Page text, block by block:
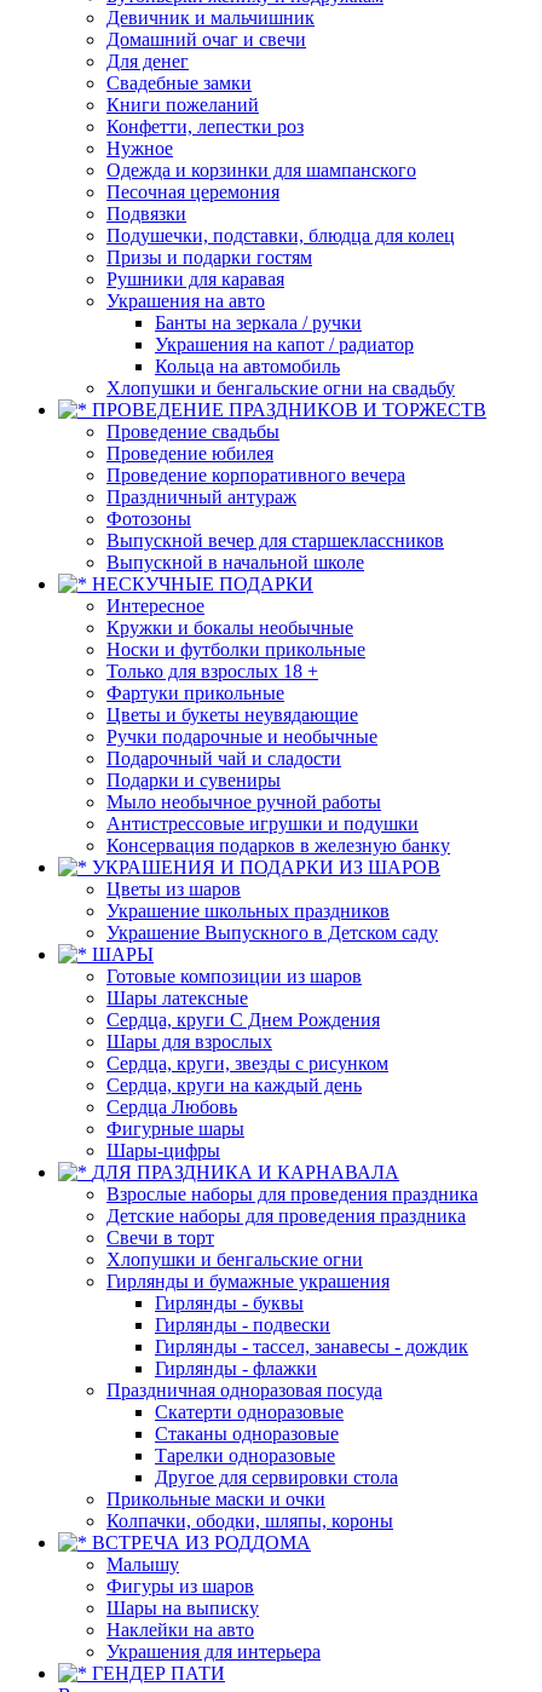
Девичник и мальчишник
Домашний очаг и свечи
Для денег
Свадебные замки
Книги пожеланий
Конфетти, лепестки роз
Нужное
Одежда и корзинки для шампанского
Песочная церемония
Подвязки
Подушечки, подставки, блюдца для колец
Призы и подарки гостям
Рушники для каравая
Украшения на авто
Банты на зеркала / ручки
Украшения на капот / радиатор
Кольца на автомобиль
Хлопушки и бенгальские огни на свадьбу
ПРОВЕДЕНИЕ ПРАЗДНИКОВ И ТОРЖЕСТВ
Проведение свадьбы
Проведение юбилея
Проведение корпоративного вечера
Праздничный антураж
Фотозоны
Выпускной вечер для старшеклассников
Выпускной в начальной школе
НЕСКУЧНЫЕ ПОДАРКИ
Интересное
Кружки и бокалы необычные
Носки и футболки прикольные
Только для взрослых 18 +
Фартуки прикольные
Цветы и букеты неувядающие
Ручки подарочные и необычные
Подарочный чай и сладости
Подарки и сувениры
Мыло необычное ручной работы
Антистрессовые игрушки и подушки
Консервация подарков в железную банку
УКРАШЕНИЯ И ПОДАРКИ ИЗ ШАРОВ
Цветы из шаров
Украшение школьных праздников
Украшение Выпускного в Детском саду
ШАРЫ
Готовые композиции из шаров
Шары латексные
Сердца, круги С Днем Рождения
Шары для взрослых
Сердца, круги, звезды с рисунком
Сердца, круги на каждый день
Сердца Любовь
Фигурные шары
Шары-цифры
ДЛЯ ПРАЗДНИКА И КАРНАВАЛА
Взрослые наборы для проведения праздника
Детские наборы для проведения праздника
Свечи в торт
Хлопушки и бенгальские огни
Гирлянды и бумажные украшения
Гирлянды - буквы
Гирлянды - подвески
Гирлянды - тассел, занавесы - дождик
Гирлянды - флажки
Праздничная одноразовая посуда
Скатерти одноразовые
Стаканы одноразовые
Тарелки одноразовые
Другое для сервировки стола
Прикольные маски и очки
Колпачки, ободки, шляпы, короны
ВСТРЕЧА ИЗ РОДДОМА
Малышу
Фигуры из шаров
Шары на выписку
Наклейки на авто
Украшения для интерьера
ГЕНДЕР ПАТИ